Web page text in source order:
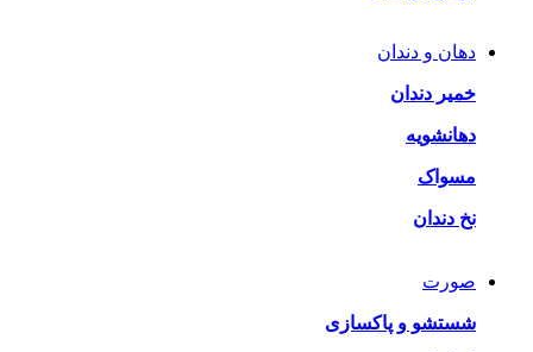
دهان و دندان
خمیر دندان
دهانشویه
مسواک
نخ دندان
صورت
شستشو و پاکسازی